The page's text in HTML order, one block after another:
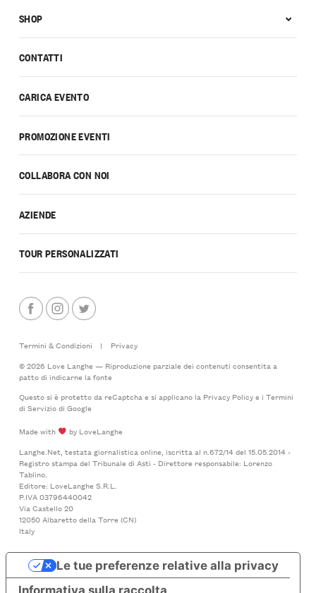
CONTATTI
CARICA EVENTO
PROMOZIONE EVENTI
COLLABORA CON NOI
AZIENDE
TOUR PERSONALIZZATI
SHOP
Termini & Condizioni |
Privacy
© 2026 Love Langhe — Riproduzione parziale dei contenuti consentita a
patto di indicarne la fonte
Questo si è protetto da reCaptcha e si applicano la Privacy Policye i Termini
di Serviziodi Google
Made with
by LoveLanghe
Langhe.Net, testata giornalistica online, iscritta al n.672/14 del 15.05.2014 -
Registro stampa del Tribunale di Asti - Direttore responsabile: Lorenzo
Tablino.
Editore: LoveLanghe S.R.L.
P.IVA 03796440042
Via Castello 20
12050 Albaretto della Torre (CN)
Italy
Informativa sulla raccolta
Le tue preferenze relative alla privacy